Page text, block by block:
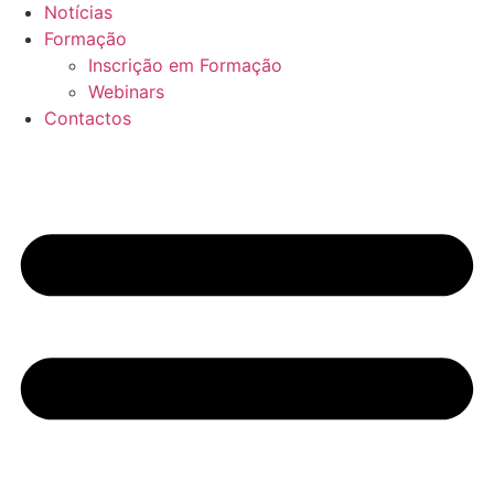
Notícias
Formação
Inscrição em Formação
Webinars
Contactos